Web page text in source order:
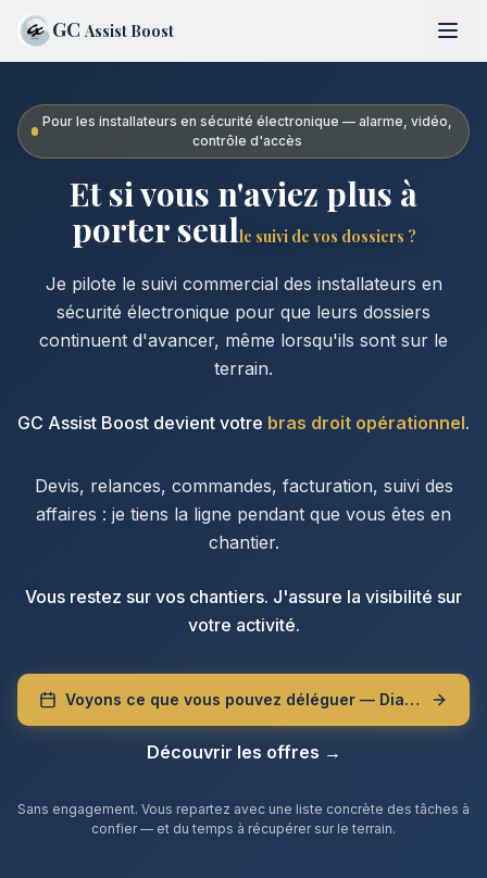
GC Assist Boost
Pour les installateurs en sécurité électronique — alarme, vidéo,
contrôle d'accès
Et si vous n'aviez plus à
porter seulle suivi de vos dossiers ?
Je pilote le suivi commercial des installateurs en
sécurité électronique pour que leurs dossiers
continuent d'avancer, même lorsqu'ils sont sur le
terrain.
GC Assist Boost devient votre bras droit opérationnel.
Devis, relances, commandes, facturation, suivi des
affaires : je tiens la ligne pendant que vous êtes en
chantier.
Vous restez sur vos chantiers. J'assure la visibilité sur
votre activité.
Voyons ce que vous pouvez déléguer — Diagnostic de 20 min
Découvrir les offres →
Sans engagement. Vous repartez avec une liste concrète des tâches à
confier — et du temps à récupérer sur le terrain.